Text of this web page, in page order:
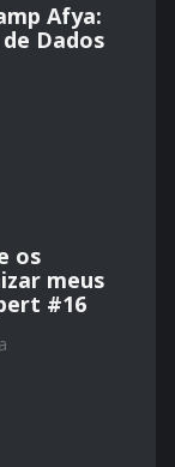
Afya:
Dados
os
meus
#16